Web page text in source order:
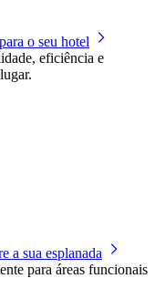
o seu hotel
eficiência e
a sua esplanada
para áreas funcionais